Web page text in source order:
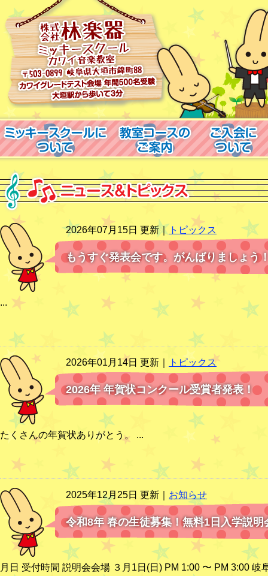
2026年07月15日 更新｜ トピックス
もうすぐ発表会です。がんばりましょう
...
2026年01月14日 更新｜ トピックス
2026年 年賀状コンクール受賞者発表！
たくさんの年賀状ありがとう。 ...
2025年12月25日 更新｜ お知らせ
令和8年 春の生徒募集！無料1日入学説
月日 受付時間 説明会会場 ３月1日(日) PM 1:00 〜 PM 3:00 岐